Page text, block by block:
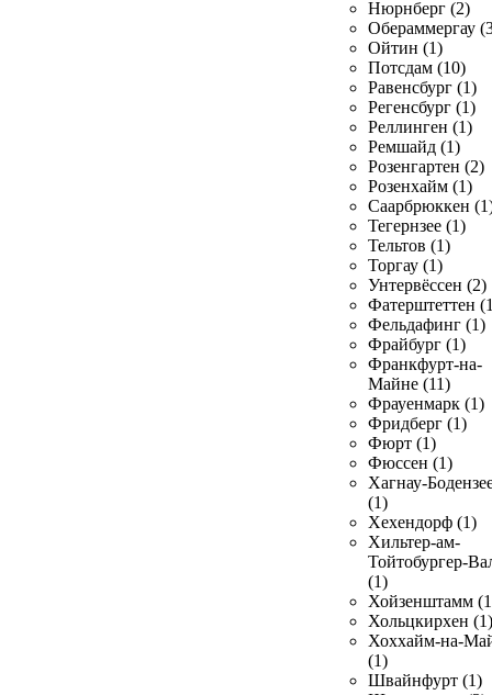
Нюрнберг (2)
Обераммергау
Ойтин (1)
Потсдам (10)
Равенсбург (1)
Регенсбург (1)
Реллинген (1)
Ремшайд (1)
Розенгартен (2)
Розенхайм (1)
Саарбрюккен
Тегернзее (1)
Тельтов (1)
Торгау (1)
Унтервёссен (2)
Фатерштеттен
Фельдафинг (1)
Фрайбург (1)
Франкфурт-на-
Майне (11)
Фрауенмарк (1)
Фридберг (1)
Фюрт (1)
Фюссен (1)
Хагнау-
(1)
Хехендорф (1)
Хильтер-ам-
Тойтобургер-
(1)
Хойзенштамм
Хольцкирхен (1)
Хоххайм-на-
(1)
Швайнфурт (1)